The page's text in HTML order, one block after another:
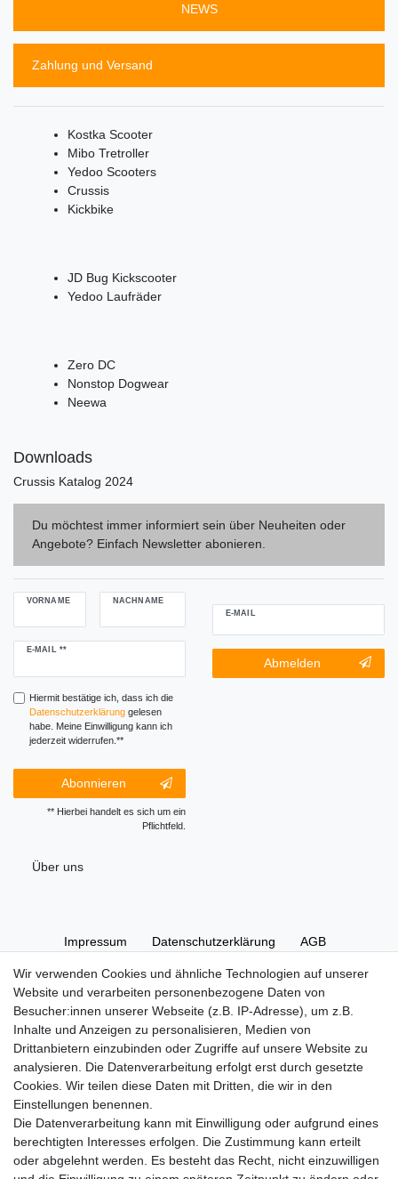
NEWS
Zahlung und Versand
Kostka Scooter
Mibo Tretroller
Yedoo Scooters
Crussis
Kickbike
JD Bug Kickscooter
Yedoo Laufräder
Zero DC
Nonstop Dogwear
Neewa
Downloads
Crussis Katalog 2024
Du möchtest immer informiert sein über Neuheiten oder
Angebote? Einfach Newsletter abonieren.
VORNAME NACHNAME
E-MAIL **
Newsletter
Hiermit bestätige ich, dass ich die
Daten­schutz­erklärunggelesen
habe. Meine Einwilligung kann ich
jederzeit widerrufen.**
Abonnieren
** Hierbei handelt es sich um ein
Pflichtfeld.
E-MAIL
Newsletter-
Abmeldung
Abmelden
Wir verwenden Cookies und ähnliche Technologien auf unserer
Website und verarbeiten personenbezogene Daten von
Besucher:innen unserer Webseite (z.B. IP-Adresse), um z.B.
Inhalte und Anzeigen zu personalisieren, Medien von
Drittanbietern einzubinden oder Zugriffe auf unsere Website zu
analysieren. Die Datenverarbeitung erfolgt erst durch gesetzte
Cookies. Wir teilen diese Daten mit Dritten, die wir in den
Einstellungen benennen.
Die Datenverarbeitung kann mit Einwilligung oder aufgrund eines
berechtigten Interesses erfolgen. Die Zustimmung kann erteilt
oder abgelehnt werden. Es besteht das Recht, nicht einzuwilligen
Über uns
Impressum Daten­schutz­erklärung AGB
Widerrufs­recht Vertrag widerrufen Kontakt
Hinweise zur Batterieentsorgung
Im Zusammenhang mit dem Vertrieb von Batterien oder mit
der Lieferung von Geräten, die Batterien enthalten, sind wir
verpflichtet, Sie auf folgendes hinzuweisen:
Sie sind zur Rückgabe gebrauchter Batterien als Endnutzer
gesetzlich verpflichtet. Sie können Altbatterien, die wir als
Neubatterien im Sortiment führen oder geführt haben,